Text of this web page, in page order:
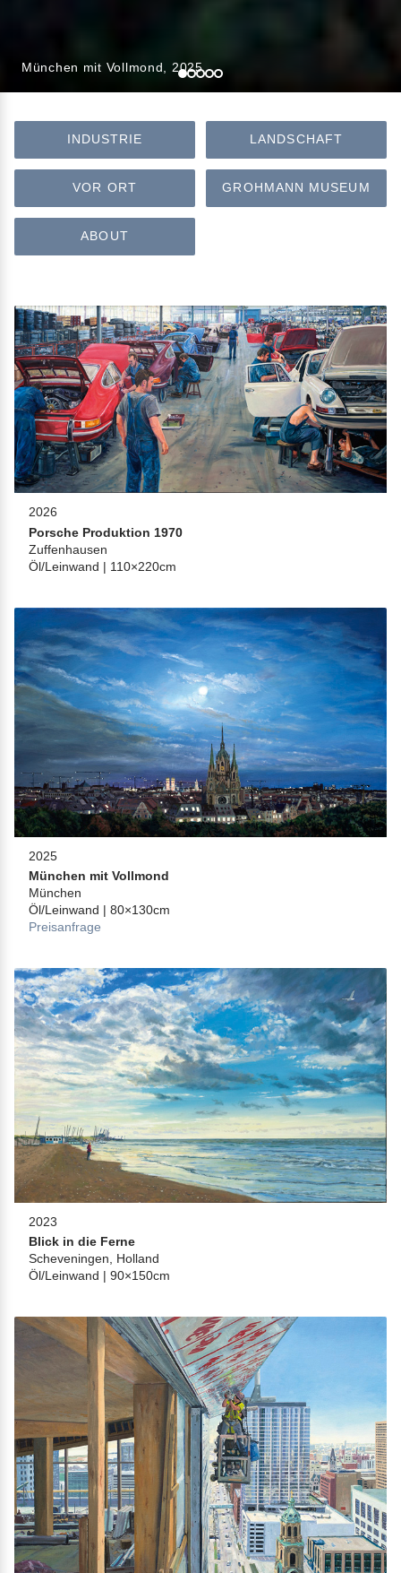
Schmiederoboter, 2022
INDUSTRIE LANDSCHAFT
VOR ORT GROHMANN MUSEUM
ABOUT
2026
Porsche Produktion 1970
Zuffenhausen
Öl/Leinwand | 110×220cm
2025
München mit Vollmond
München
Öl/Leinwand | 80×130cm
Preisanfrage
2023
Blick in die Ferne
Scheveningen, Holland
Öl/Leinwand | 90×150cm